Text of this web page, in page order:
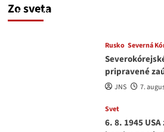
Zo sveta
JNS
Rusko Severná
pripravené
JNS 7.
Svet
6. 8. 1945